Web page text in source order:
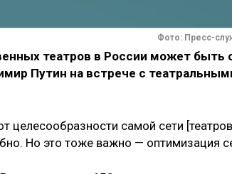
Фото: Пресс-
театров в России может быть
Путин на встрече с
целесообразности самой сети
Но это тоже важно — оптимизация